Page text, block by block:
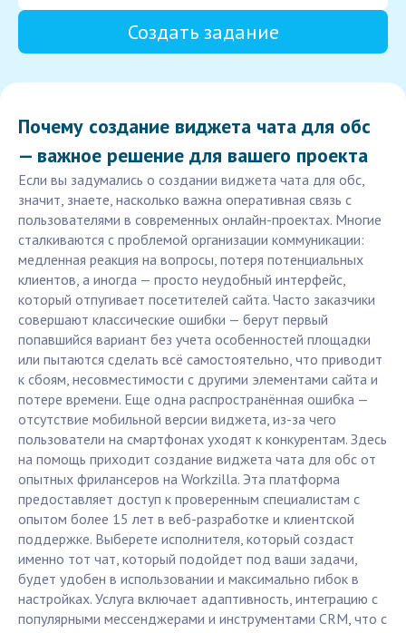
Создать задание
Почему создание виджета чата для обс
— важное решение для вашего проекта
Если вы задумались о создании виджета чата для обс,
значит, знаете, насколько важна оперативная связь с
пользователями в современных онлайн-проектах. Многие
сталкиваются с проблемой организации коммуникации:
медленная реакция на вопросы, потеря потенциальных
клиентов, а иногда — просто неудобный интерфейс,
который отпугивает посетителей сайта. Часто заказчики
совершают классические ошибки — берут первый
попавшийся вариант без учета особенностей площадки
или пытаются сделать всё самостоятельно, что приводит
к сбоям, несовместимости с другими элементами сайта и
потере времени. Еще одна распространённая ошибка —
отсутствие мобильной версии виджета, из-за чего
пользователи на смартфонах уходят к конкурентам. Здесь
на помощь приходит создание виджета чата для обс от
опытных фрилансеров на Workzilla. Эта платформа
предоставляет доступ к проверенным специалистам с
опытом более 15 лет в веб-разработке и клиентской
поддержке. Выберете исполнителя, который создаст
именно тот чат, который подойдет под ваши задачи,
будет удобен в использовании и максимально гибок в
настройках. Услуга включает адаптивность, интеграцию с
популярными мессенджерами и инструментами CRM, что с